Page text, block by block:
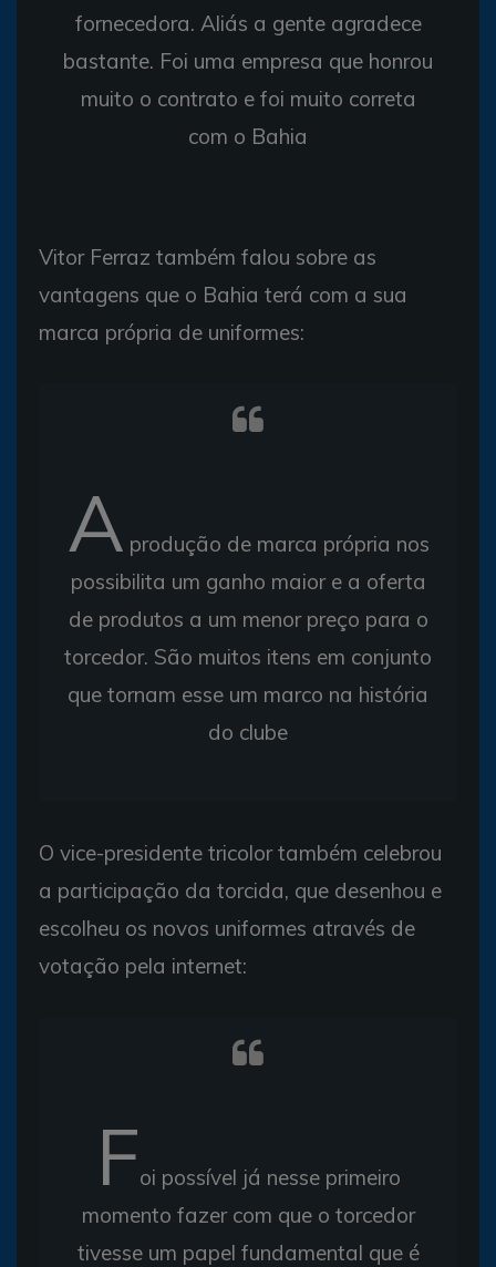
fornecedora. Aliás a gente agradece
bastante. Foi uma empresa que honrou
muito o contrato e foi muito correta
com o Bahia
Vitor Ferraz também falou sobre as
vantagens que o Bahia terá com a sua
marca própria de uniformes:
A produção de marca própria nos
possibilita um ganho maior e a oferta
de produtos a um menor preço para o
torcedor. São muitos itens em conjunto
que tornam esse um marco na história
do clube
O vice-presidente tricolor também celebrou
a participação da torcida, que desenhou e
escolheu os novos uniformes através de
votação pela internet:
Foi possível já nesse primeiro
momento fazer com que o torcedor
tivesse um papel fundamental que é